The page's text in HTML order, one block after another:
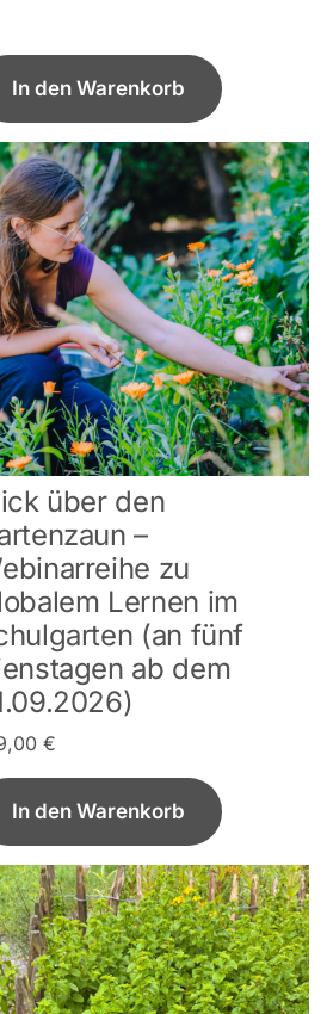
In den Warenkorb
über den
–
zu
Lernen im
(an fünf
ab dem
€
In den Warenkorb